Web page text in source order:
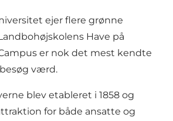
ejer flere grønne
Have på
er nok det mest kendte
værd.
blev etableret i 1858 og
for både ansatte og